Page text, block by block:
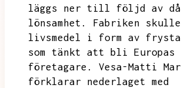
läggs ner till följd av
lönsamhet.
Fabriken
livsmedel i form av frysta
som tänkt att bli Europas
företagare.
Vesa-Matti
förklarar nederlaget med